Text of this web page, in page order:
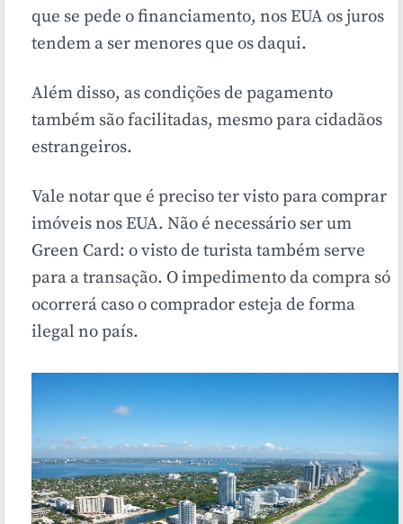
que se pede o financiamento, nos EUA os juros
tendem a ser menores que os daqui.
Além disso, as condições de pagamento
também são facilitadas, mesmo para cidadãos
estrangeiros.
Vale notar que é preciso ter visto para comprar
imóveis nos EUA. Não é necessário ser um
Green Card: o visto de turista também serve
para a transação. O impedimento da compra só
ocorrerá caso o comprador esteja de forma
ilegal no país.